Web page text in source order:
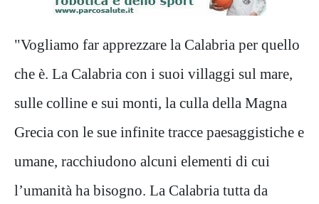
"Vogliamo far apprezzare la Calabria per quello
che è. La Calabria con i suoi villaggi sul mare,
sulle colline e sui monti, la culla della Magna
Grecia con le sue infinite tracce paesaggistiche e
umane, racchiudono alcuni elementi di cui
l’umanità ha bisogno. La Calabria tutta da